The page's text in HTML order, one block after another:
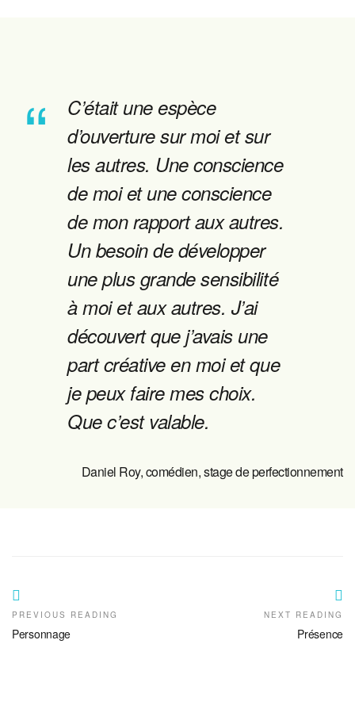
C’était une espèce
d’ouverture sur moi et sur
les autres. Une conscience
de moi et une conscience
de mon rapport aux autres.
Un besoin de développer
une plus grande sensibilité
à moi et aux autres. J’ai
découvert que j’avais une
part créative en moi et que
je peux faire mes choix.
Que c’est valable.
Daniel Roy, comédien, stage de perfectionnement
PREVIOUS READING
Personnage
NEXT READING
Présence